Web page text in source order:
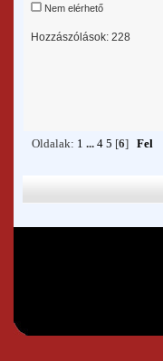
Nem elérhető
Hozzászólások: 228
Oldalak: 1 ... 4 5 [6] Fel